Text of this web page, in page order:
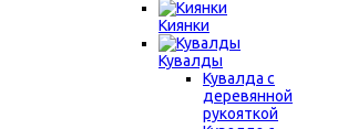
Киянки
Кувалды
Кувалда с
деревянной
рукояткой